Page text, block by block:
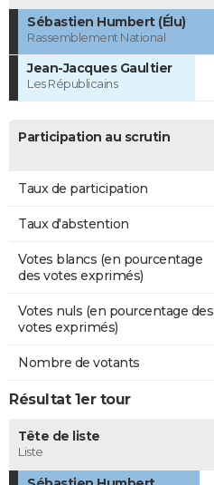
Sébastien Humbert (Élu)
Rassemblement National
Jean-Jacques Gaultier
Les Républicains
Participation au scrutin
Taux de participation
Taux d'abstention
Votes blancs (en pourcentage
des votes exprimés)
Votes nuls (en pourcentage des
votes exprimés)
Nombre de votants
Résultat 1er tour
Tête de liste
Liste